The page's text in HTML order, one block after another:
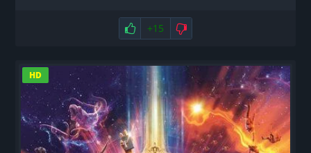
Нравится
+15 Не нравится
HD